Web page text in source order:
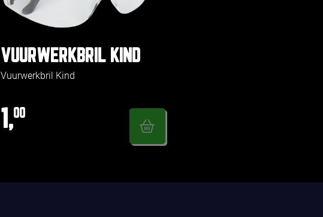
VUURWERKBRIL KIND
Vuurwerkbril Kind
1,00